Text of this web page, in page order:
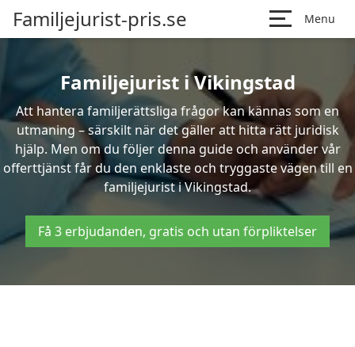
Familjejurist-pris.se Menu
Familjejurist i Vikingstad
Att hantera familjerättsliga frågor kan kännas som en
utmaning – särskilt när det gäller att hitta rätt juridisk
hjälp. Men om du följer denna guide och använder vår
offerttjänst får du den enklaste och tryggaste vägen till en
familjejurist i Vikingstad.
Få 3 erbjudanden, gratis och utan förpliktelser